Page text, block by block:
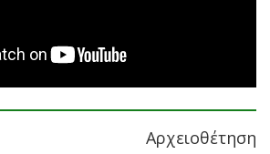
Αρχειοθέτηση